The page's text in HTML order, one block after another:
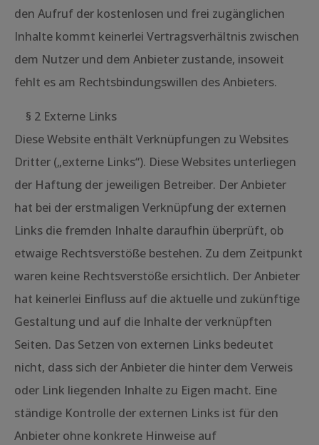
den Aufruf der kostenlosen und frei zugänglichen
Inhalte kommt keinerlei Vertragsverhältnis zwischen
dem Nutzer und dem Anbieter zustande, insoweit
fehlt es am Rechtsbindungswillen des Anbieters.
§ 2 Externe Links
Diese Website enthält Verknüpfungen zu Websites
Dritter („externe Links“). Diese Websites unterliegen
der Haftung der jeweiligen Betreiber. Der Anbieter
hat bei der erstmaligen Verknüpfung der externen
Links die fremden Inhalte daraufhin überprüft, ob
etwaige Rechtsverstöße bestehen. Zu dem Zeitpunkt
waren keine Rechtsverstöße ersichtlich. Der Anbieter
hat keinerlei Einfluss auf die aktuelle und zukünftige
Gestaltung und auf die Inhalte der verknüpften
Seiten. Das Setzen von externen Links bedeutet
nicht, dass sich der Anbieter die hinter dem Verweis
oder Link liegenden Inhalte zu Eigen macht. Eine
ständige Kontrolle der externen Links ist für den
Anbieter ohne konkrete Hinweise auf